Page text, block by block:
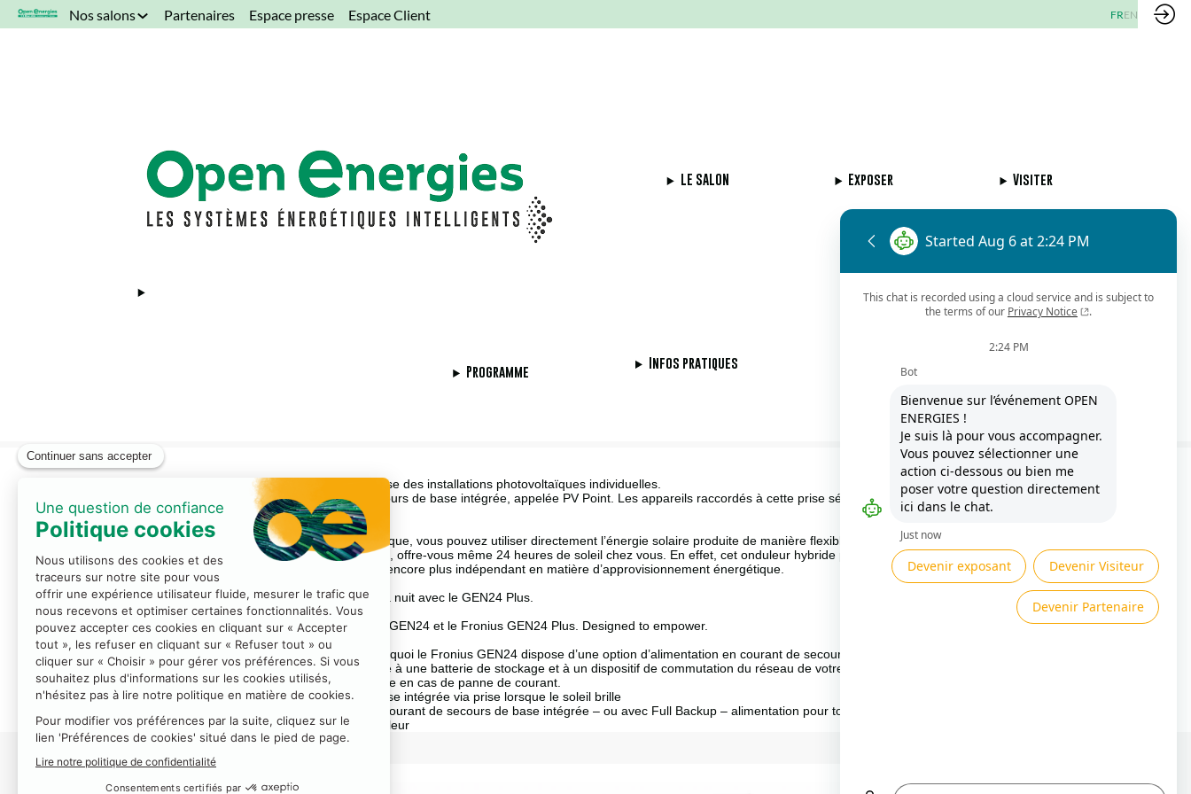
Nos salons Partenaires Espace presse Espace Client FREN
Envoyer un message
Fronius GEN24 &
GEN24 Plus.
Description
Notre onduleur monophasé Fronius GEN24 est la pièce maîtresse des installations photovoltaïques individuelles.
Le Fronius GEN24 propose une alimentation en courant de secours de base intégrée, appelée PV Point. Les appareils raccordés à cette prise sécurisée
sont alimentés en courant de secours tant que le soleil brille.
Avec le Fronius GEN24 au cœur de votre installation photovoltaïque, vous pouvez utiliser directement l’énergie solaire produite de manière flexible, et
même en cas de panne de courant. Avec le Fronius GEN24 Plus, offre-vous même 24 heures de soleil chez vous. En effet, cet onduleur hybride permet
de connecter un système de stockage sur batterie et vous rend encore plus indépendant en matière d’approvisionnement énergétique.
Courant, chaleur, froid, e-mobilité – tout est possible, et même la nuit avec le GEN24 Plus.
Le tout-solaire pour votre transition énergétique avec le Fronius GEN24 et le Fronius GEN24 Plus. Designed to empower.
L’approvisionnement en énergie a besoin de sécurité. C’est pourquoi le Fronius GEN24 dispose d’une option d’alimentation en courant de secours de
base intégrée, qui fonctionne également sans batterie. Conjugué à une batterie de stockage et à un dispositif de commutation du réseau de votre choix,
le Fronius GEN24 Plus alimente complètement votre foyer, même en cas de panne de courant.
Fronius GEN24 : avec PV Point – alimentation de secours de base intégrée via prise lorsque le soleil brille
Fronius GEN24 Plus : avec PV Point – option d’alimentation en courant de secours de base intégrée – ou avec Full Backup – alimentation pour tout le
foyer, même les gros consommateurs comme les pompes à chaleur
Autres offres du
LE SALON Exposer Visiter
Programme
Infos pratiques